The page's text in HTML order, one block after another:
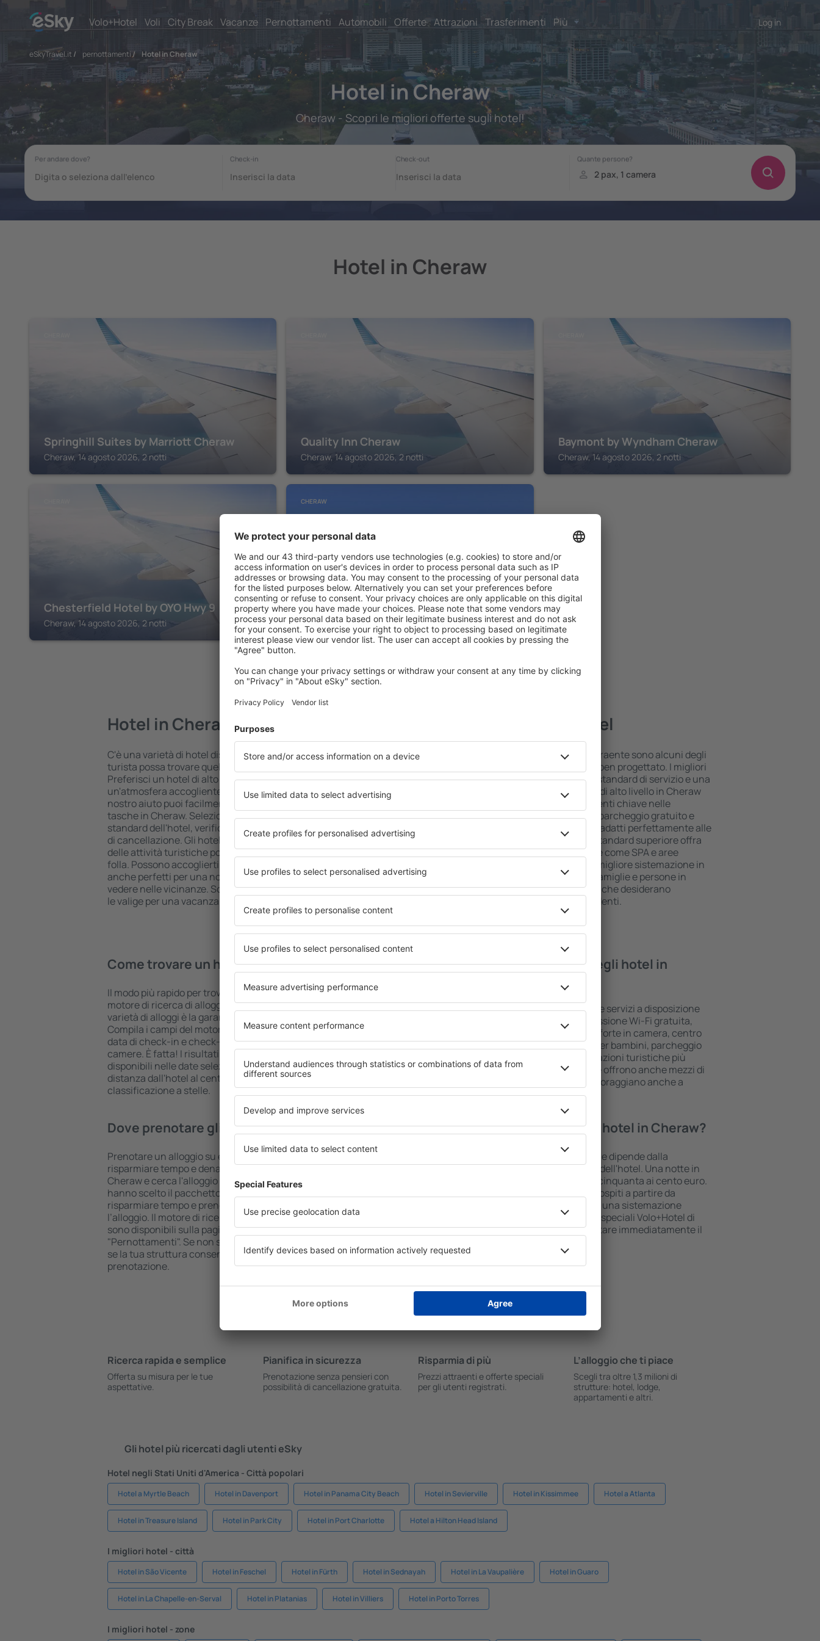
Volo+Hotel Voli City Break Vacanze Pernottamenti Automobili Offerte Attrazioni Trasferimenti Più Log in
eSkyTravel.it / pernottamenti/ Hotel in Cheraw
Hotel in Cheraw
Cheraw - Scopri le migliori offerte sugli hotel!
Hotel in Cheraw
Springhill Suites by Marriott Cheraw
Cheraw, 14 agosto 2026, 2 notti
Quality Inn Cheraw
Cheraw, 14 agosto 2026, 2 notti
Baymont by Wyndham Cheraw
Cheraw, 14 agosto 2026, 2 notti
Chesterfield Hotel by OYO Hwy 9
Cheraw, 14 agosto 2026, 2 notti
CHERAW
Chesterfield Hotel by OYO Hwy 9
Cheraw, 14 agosto 2026, 2 notti
Vedi più hotel in Cheraw
Hotel in Cheraw
C'è una varietà di hotel disponibili in Cheraw, in modo che ogni
turista possa trovare quello più adatto alle sue esigenze.
Preferisci un hotel di alto livello all inclusive oppure un hotel con
un'atmosfera accogliente e una sistemazione economica? Con il
nostro aiuto puoi facilmente prenotare un alloggio per tutte le
tasche in Cheraw. Seleziona la destinazione desiderata e lo
standard dell'hotel, verifica le modalità di pagamento e le opzioni
di cancellazione. Gli hotel in Cheraw si trovano proprio nel cuore
delle attività turistiche popolari, ma anche un po' più lontani dalla
folla. Possono accoglierti per una vacanza più lunga, ma sono
anche perfetti per una notte di riposo quando c'è così tanto da
vedere nelle vicinanze. Scegli un hotel per te e inizia subito a fare
le valige per una vacanza o un viaggio d'affari!
Cheraw – i migliori hotel
Una varietà di servizi e una posizione attraente sono alcuni degli
elementi chiave di un hotel all inclusive ben progettato. I migliori
hotel in Cheraw garantiscono il più alto standard di servizio e una
gamma di servizi per gli ospiti. Gli alloggi di alto livello in Cheraw
offrono la migliore posizione e i divertimenti chiave nelle
vicinanze. Gli ospiti possono utilizzare il parcheggio gratuito e
scegliere una camera o una suite che si adatti perfettamente alle
loro esigenze. È probabile che l'hotel di standard superiore offra
un menù variegato, delle aree benessere come SPA e aree
fitness, nonché attività per bambini. La migliore sistemazione in
Cheraw è la scelta perfetta per coppie, famiglie e persone in
viaggio d'affari, così come per le aziende che desiderano
organizzare workshop per i propri dipendenti.
Come trovare un hotel in Cheraw?
Il modo più rapido per trovare un hotel in Cheraw è utilizzare il
motore di ricerca di alloggi eSky. Un ampio database con una
varietà di alloggi è la garanzia di trovare quello che stai cercando.
Compila i campi del motore di ricerca: seleziona il luogo, scegli la
data di check-in e check-out, aggiungi il numero degli ospiti e le
camere. È fatta! I risultati della ricerca ti mostreranno gli alloggi
disponibili nelle date selezionate. Puoi facilmente controllare la
distanza dall'hotel al centro città, le modalità di pagamento e la
classificazione a stelle.
Quali servizi posso trovare negli hotel in
Gli hotel in Cheraw hanno vari standard e servizi a disposizione
per gli ospiti. I più comuni sono la connessione Wi-Fi gratuita,
aree benessere con SPA, mini bar/cassaforte in camera, centro
commerciale, zona pranzo, area giochi per bambini, parcheggio
gratuito e opuscoli informativi sulle attrazioni turistiche più
interessanti della zona. Alcune strutture offrono anche mezzi di
trasporto da e per l'aeroporto. A volte incoraggiano anche a
visitare i luoghi di interesse in Cheraw.
Dove prenotare gli hotel in Cheraw?
Prenotare un alloggio su eSkyTravel.it è una soluzione che ti farà
risparmiare tempo e denaro. Utilizza il motore di ricerca hotel in
Cheraw e cerca l'alloggio più adatto alle tue esigenze. Molti
hanno scelto il pacchetto Volo+Hotel, che consente di
risparmiare tempo e prenotare istantaneamente il volo e
l’alloggio. Il motore di ricerca e la prenotazione di hotel economici
sono disponibili sulla pagina principale di eSkyTravel.it alla voce
"Pernottamenti". Se non sei sicuro che il viaggio si farà, controlla
se la tua struttura consente la cancellazione gratuita della
prenotazione.
Quanto costa una notte in un hotel in Cheraw?
Il prezzo per notte in Cheraw può variare e dipende dalla
classificazione a stelle e dalla posizione dell'hotel. Una notte in
un hotel di medio livello può costare dai cinquanta ai cento euro.
Gli hotel a cinque stelle accolgono i loro ospiti a partire da
duecento euro a notte. Se stai cercando una sistemazione
economica, dai un'occhiata ai pacchetti speciali Volo+Hotel di
eSkyTravel.it che ti permettono di prenotare immediatamente il
Ricerca rapida e semplice
Offerta su misura per le tue
aspettative.
Pianifica in sicurezza
Prenotazione senza pensieri con
possibilità di cancellazione gratuita.
Risparmia di più
Prezzi attraenti e offerte speciali
per gli utenti registrati.
L’alloggio che ti piace
Scegli tra oltre 1,3 milioni di
strutture: hotel, lodge,
appartamenti e altri.
Gli hotel più ricercati dagli utenti eSky
Hotel negli Stati Uniti d'America - Città popolari
Hotel a Myrtle Beach Hotel in Davenport Hotel in Panama City Beach Hotel in Sevierville Hotel in Kissimmee Hotel a Atlanta
Hotel in Treasure Island Hotel in Park City Hotel in Port Charlotte Hotel a Hilton Head Island
I migliori hotel - città
Hotel in São Vicente Hotel in Feschel Hotel in Fürth Hotel in Sednayah Hotel in La Vaupalière Hotel in Guaro
Hotel in La Chapelle-en-Serval Hotel in Platanias Hotel in Villiers Hotel in Porto Torres
I migliori hotel - zone